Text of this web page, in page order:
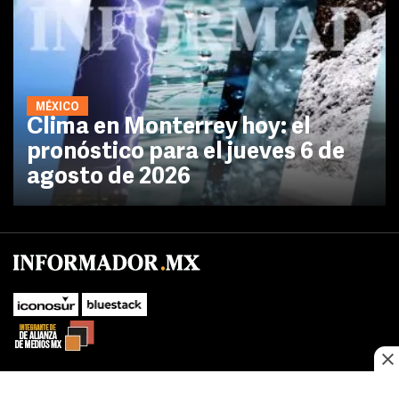
MÉXICO
Clima en Monterrey hoy: el
pronóstico para el jueves 6 de
agosto de 2026